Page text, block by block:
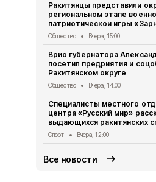
Ракитянцы представили
региональном этапе
патриотической игры
Общество Вчера, 15:00
Врио губернатора
посетил предриятия и
Ракитянском округе
Общество Вчера, 14:00
Специалисты местного
центра «Русский мир»
выдающихся ракитянских
Спорт Вчера, 12:00
Все новости